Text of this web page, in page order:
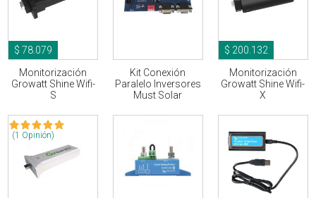
$ 78.079
Monitorización
Growatt Shine Wifi-
S
Kit Conexión
Paralelo Inversores
Must Solar
$ 200.132
Monitorización
Growatt Shine Wifi-
X
(1 Opinión)